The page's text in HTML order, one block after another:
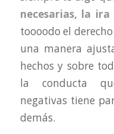
necesarias, la
toooodo el
una manera
hechos y sobre
la conducta
negativas tiene
demás.